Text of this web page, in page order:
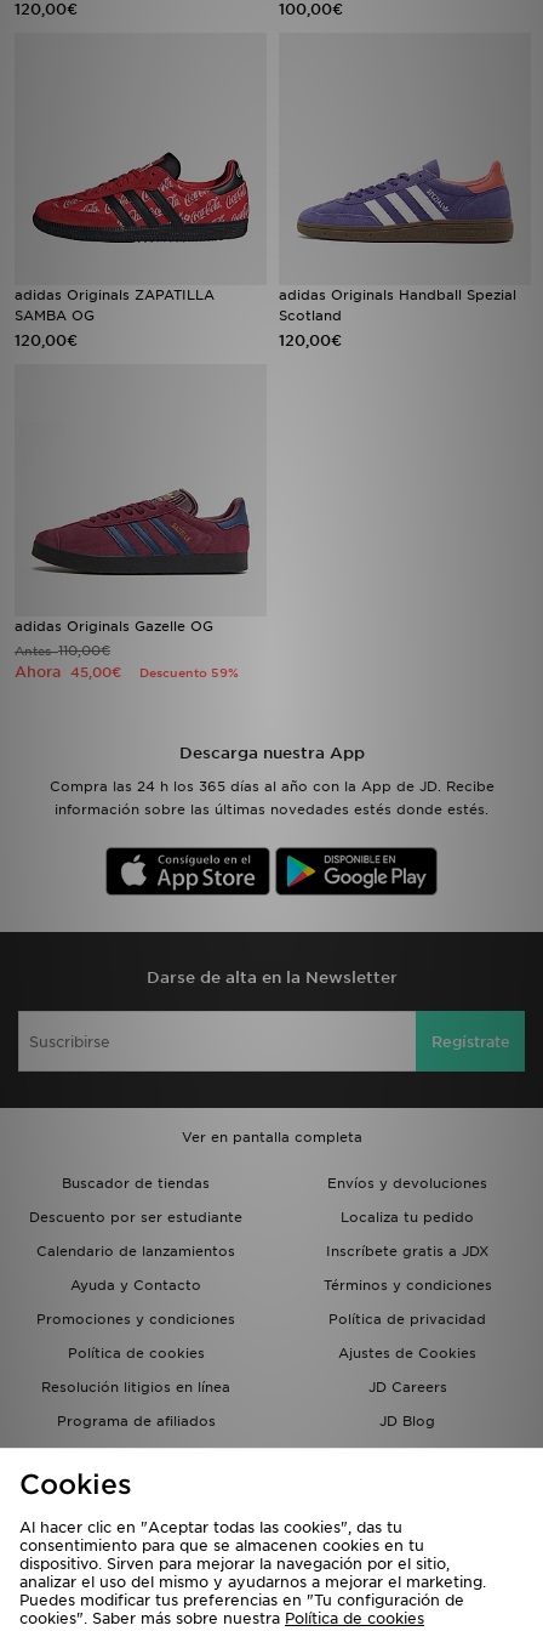
120,00€ 100,00€
adidas Originals ZAPATILLA
SAMBA OG
120,00€
adidas Originals Handball Spezial
Scotland
120,00€
adidas Originals Gazelle OG
Antes110,00€
Ahora 45,00€ Descuento 59%
Descarga nuestra App
Compra las 24 h los 365 días al año con la App de JD. Recibe
información sobre las últimas novedades estés donde estés.
Darse de alta en la Newsletter
Regístrate
Ver en pantalla completa
Buscador de tiendas
Envíos y devoluciones
Descuento por ser estudiante
Localiza tu pedido
Calendario de lanzamientos
Inscríbete gratis a JDX
Ayuda y Contacto
Términos y condiciones
Promociones y condiciones
Política de privacidad
Política de cookies
Ajustes de Cookies
Resolución litigios en línea
JD Careers
Programa de afiliados
JD Blog
del grupo JD - Whistleblowing
Cookies
Al hacer clic en "Aceptar todas las cookies", das tu
consentimiento para que se almacenen cookies en tu
dispositivo. Sirven para mejorar la navegación por el sitio,
analizar el uso del mismo y ayudarnos a mejorar el marketing.
Puedes modificar tus preferencias en "Tu configuración de
cookies". Saber más sobre nuestra Política de cookies